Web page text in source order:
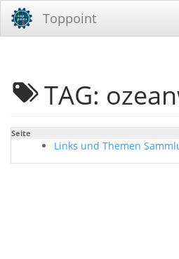
Toppoint
TAG:
Seite
Links und Themen